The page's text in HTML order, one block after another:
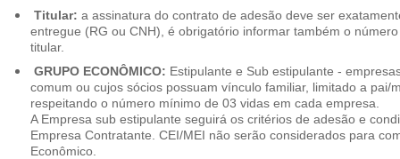
Titular: a assinatura do contrato de adesão deve ser
entregue (RG ou CNH), é obrigatório informar também o
titular.
GRUPO ECONÔMICO: Estipulante e Sub estipulante -
comum ou cujos sócios possuam vínculo familiar, limitado a pai/
respeitando o número mínimo de 03 vidas em cada empresa.
A Empresa sub estipulante seguirá os critérios de adesão e
Empresa Contratante. CEI/MEI não serão considerados para
Econômico.